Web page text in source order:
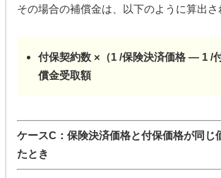
その場合の補償金は、以下のように算出さ
付保契約数 ×（1 /保険決済価格 ― 1 /
償金受取額
ケースC： 保険決済価格と付保価格が同じ
たとき